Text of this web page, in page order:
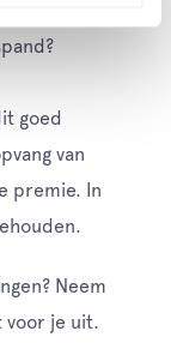
goed
van
premie. In
Neem
voor je uit.